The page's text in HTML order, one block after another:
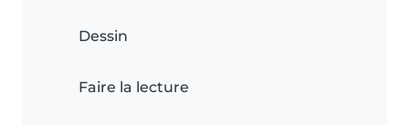
Dessin
Faire la lecture